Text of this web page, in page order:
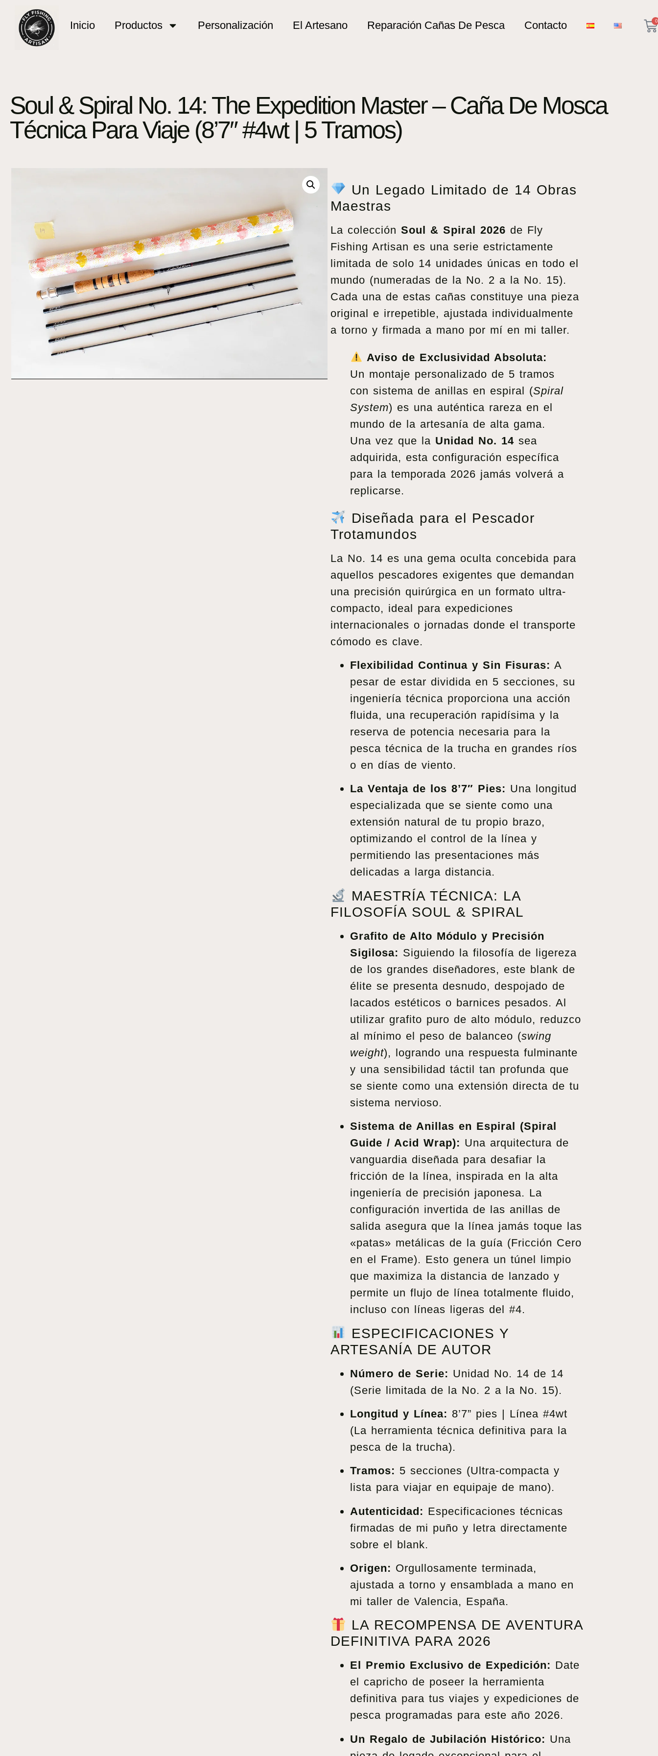
Inicio Productos Personalización El Artesano Reparación Cañas De Pesca Contacto 0
Soul & Spiral No. 14: The Expedition Master – Caña De Mosca
Técnica Para Viaje (8’7″ #4wt | 5 Tramos)
Un Legado Limitado de 14 Obras
Maestras
La colección Soul & Spiral 2026 de Fly
Fishing Artisan es una serie estrictamente
limitada de solo 14 unidades únicas en todo el
mundo (numeradas de la No. 2 a la No. 15).
Cada una de estas cañas constituye una pieza
original e irrepetible, ajustada individualmente
a torno y firmada a mano por mí en mi taller.
Aviso de Exclusividad Absoluta:
Un montaje personalizado de 5 tramos
con sistema de anillas en espiral (Spiral
System) es una auténtica rareza en el
mundo de la artesanía de alta gama.
Una vez que la Unidad No. 14 sea
adquirida, esta configuración específica
para la temporada 2026 jamás volverá a
replicarse.
Diseñada para el Pescador
Trotamundos
La No. 14 es una gema oculta concebida para
aquellos pescadores exigentes que demandan
una precisión quirúrgica en un formato ultra-
compacto, ideal para expediciones
internacionales o jornadas donde el transporte
cómodo es clave.
Flexibilidad Continua y Sin Fisuras: A
pesar de estar dividida en 5 secciones, su
ingeniería técnica proporciona una acción
fluida, una recuperación rapidísima y la
reserva de potencia necesaria para la
pesca técnica de la trucha en grandes ríos
o en días de viento.
La Ventaja de los 8’7″ Pies: Una longitud
especializada que se siente como una
extensión natural de tu propio brazo,
optimizando el control de la línea y
permitiendo las presentaciones más
delicadas a larga distancia.
MAESTRÍA TÉCNICA: LA
FILOSOFÍA SOUL & SPIRAL
Grafito de Alto Módulo y Precisión
Sigilosa: Siguiendo la filosofía de ligereza
de los grandes diseñadores, este blank de
élite se presenta desnudo, despojado de
lacados estéticos o barnices pesados. Al
utilizar grafito puro de alto módulo, reduzco
al mínimo el peso de balanceo (swing
weight), logrando una respuesta fulminante
y una sensibilidad táctil tan profunda que
se siente como una extensión directa de tu
sistema nervioso.
Sistema de Anillas en Espiral (Spiral
Guide / Acid Wrap): Una arquitectura de
vanguardia diseñada para desafiar la
fricción de la línea, inspirada en la alta
ingeniería de precisión japonesa. La
configuración invertida de las anillas de
salida asegura que la línea jamás toque las
«patas» metálicas de la guía (Fricción Cero
en el Frame). Esto genera un túnel limpio
que maximiza la distancia de lanzado y
permite un flujo de línea totalmente fluido,
incluso con líneas ligeras del #4.
ESPECIFICACIONES Y
ARTESANÍA DE AUTOR
Número de Serie: Unidad No. 14 de 14
(Serie limitada de la No. 2 a la No. 15).
Longitud y Línea: 8’7” pies | Línea #4wt
(La herramienta técnica definitiva para la
pesca de la trucha).
Tramos: 5 secciones (Ultra-compacta y
lista para viajar en equipaje de mano).
Autenticidad: Especificaciones técnicas
firmadas de mi puño y letra directamente
sobre el blank.
Origen: Orgullosamente terminada,
ajustada a torno y ensamblada a mano en
mi taller de Valencia, España.
LA RECOMPENSA DE AVENTURA
DEFINITIVA PARA 2026
El Premio Exclusivo de Expedición: Date
el capricho de poseer la herramienta
definitiva para tus viajes y expediciones de
pesca programadas para este año 2026.
Un Regalo de Jubilación Histórico: Una